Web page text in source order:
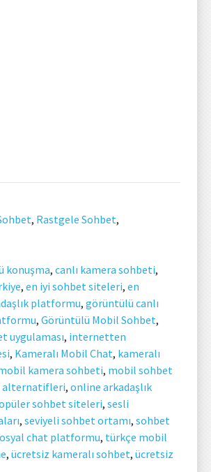
, Rastgele Sohbet,
konuşma, canlı kamera sohbeti,
, en iyi sohbet siteleri, en
platformu, görüntülü canlı
, Görüntülü Mobil Sohbet,
uygulaması, internetten
, Kameralı Mobil Chat, kameralı
kamera sohbeti, mobil sohbet
alternatifleri, online arkadaşlık
sohbet siteleri, sesli
, seviyeli sohbet ortamı, sohbet
chat platformu, türkçe mobil
, ücretsiz kameralı sohbet, ücretsiz